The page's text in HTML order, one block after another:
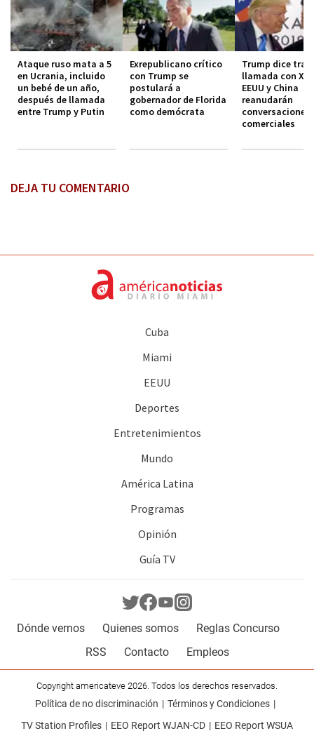
Ataque ruso mata a 5
en Ucrania, incluido
un bebé de un año,
después de llamada
entre Trump y Putin
Exrepublicano crítico
con Trump se
postulará a
gobernador de Florida
como demócrata
Trump dice tras
llamada con Xi
EEUU y China
reanudarán
conversaciones
comerciales
DEJA TU COMENTARIO
Cuba
Miami
EEUU
Deportes
Entretenimientos
Mundo
América Latina
Programas
Opinión
Guía TV
Dónde vernos Quienes somos
Reglas Concurso
RSS
Contacto Empleos
Copyright americateve 2026. Todos los derechos reservados.
Política de no discriminación
Términos y Condiciones
TV Station Profiles
EEO Report WJAN-CD EEO Report WSUA